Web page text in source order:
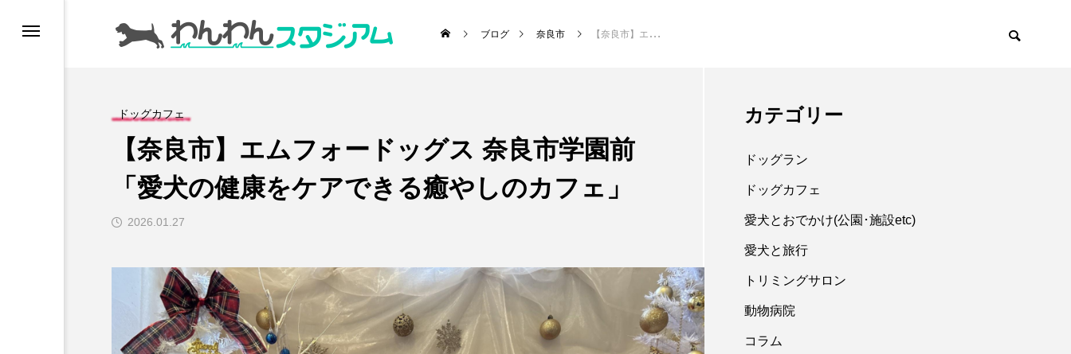
ドッグカフェ
愛犬とおでかけ (公園･施設etc)
愛犬と旅行
トリミングサロン
動物病院
ブログ 奈良市 【奈良市】エムフォードッグス 奈良市学園前「愛犬の健康をケアできる癒やしのカフェ」
ドッグカフェ
【奈良市】エムフォードッグス 奈良市学園前
「愛犬の健康をケアできる癒やしのカフェ」
2026.01.27
カテゴリー
ドッグラン
ドッグカフェ
愛犬とおでかけ(公園･施設etc)
愛犬と旅行
トリミングサロン
動物病院
コラム